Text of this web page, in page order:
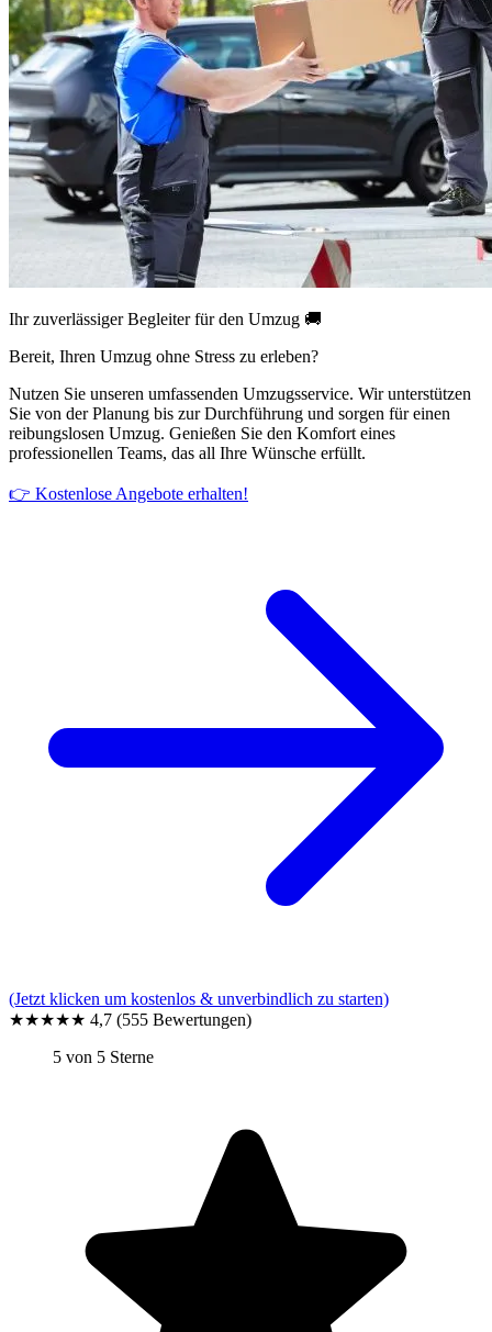
Ihr zuverlässiger Begleiter für den Umzug 🚚
Bereit, Ihren Umzug ohne Stress zu erleben?
Nutzen Sie unseren umfassenden Umzugsservice. Wir unterstützen
Sie von der Planung bis zur Durchführung und sorgen für einen
reibungslosen Umzug. Genießen Sie den Komfort eines
professionellen Teams, das all Ihre Wünsche erfüllt.
👉 Kostenlose Angebote erhalten!
(Jetzt klicken um kostenlos & unverbindlich zu starten)
★★★★★ 4,7 (555 Bewertungen)
5 von 5 Sterne